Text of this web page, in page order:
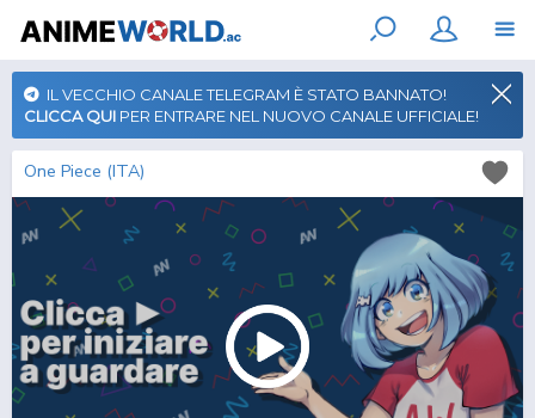
IL VECCHIO CANALE TELEGRAM È STATO BANNATO!
CLICCA QUI PER ENTRARE NEL NUOVO CANALE UFFICIALE!
One Piece (ITA)